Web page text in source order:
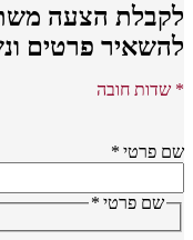
הצעה
פרטים
חובה
פרטי*
שם פרטי*